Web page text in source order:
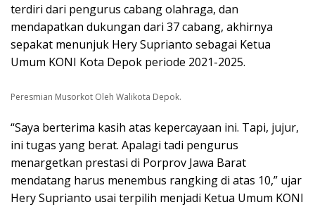
terdiri dari pengurus cabang olahraga, dan
mendapatkan dukungan dari 37 cabang, akhirnya
sepakat menunjuk Hery Suprianto sebagai Ketua
Umum KONI Kota Depok periode 2021-2025.
Peresmian Musorkot Oleh Walikota Depok.
“Saya berterima kasih atas kepercayaan ini. Tapi, jujur,
ini tugas yang berat. Apalagi tadi pengurus
menargetkan prestasi di Porprov Jawa Barat
mendatang harus menembus rangking di atas 10,” ujar
Hery Suprianto usai terpilih menjadi Ketua Umum KONI